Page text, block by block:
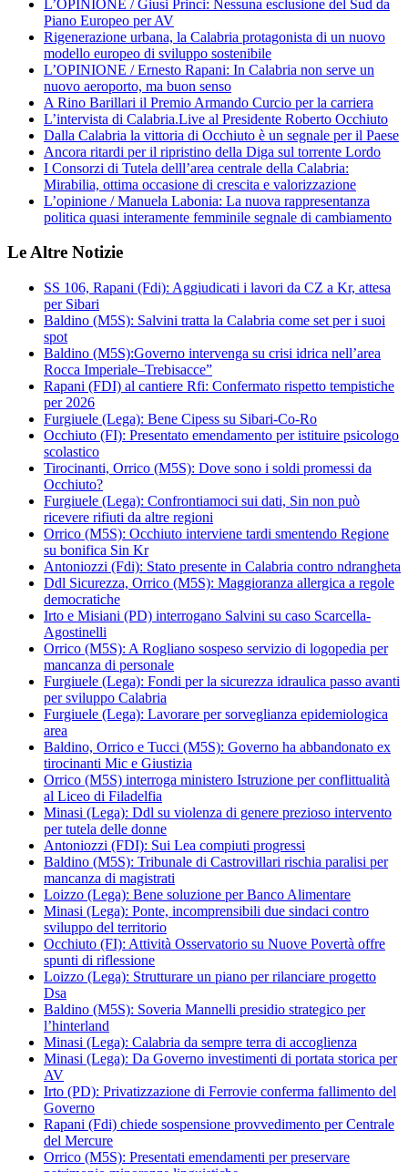
L’OPINIONE / Giusi Princi: Nessuna esclusione del Sud da
Piano Europeo per AV
Rigenerazione urbana, la Calabria protagonista di un nuovo
modello europeo di sviluppo sostenibile
L’OPINIONE / Ernesto Rapani: In Calabria non serve un
nuovo aeroporto, ma buon senso
A Rino Barillari il Premio Armando Curcio per la carriera
L’intervista di Calabria.Live al Presidente Roberto Occhiuto
Dalla Calabria la vittoria di Occhiuto è un segnale per il Paese
Ancora ritardi per il ripristino della Diga sul torrente Lordo
I Consorzi di Tutela delll’area centrale della Calabria:
Mirabilia, ottima occasione di crescita e valorizzazione
L’opinione / Manuela Labonia: La nuova rappresentanza
politica quasi interamente femminile segnale di cambiamento
Le Altre Notizie
SS 106, Rapani (Fdi): Aggiudicati i lavori da CZ a Kr, attesa
per Sibari
Baldino (M5S): Salvini tratta la Calabria come set per i suoi
spot
Baldino (M5S):Governo intervenga su crisi idrica nell’area
Rocca Imperiale–Trebisacce”
Rapani (FDI) al cantiere Rfi: Confermato rispetto tempistiche
per 2026
Furgiuele (Lega): Bene Cipess su Sibari-Co-Ro
Occhiuto (FI): Presentato emendamento per istituire psicologo
scolastico
Tirocinanti, Orrico (M5S): Dove sono i soldi promessi da
Occhiuto?
Furgiuele (Lega): Confrontiamoci sui dati, Sin non può
ricevere rifiuti da altre regioni
Orrico (M5S): Occhiuto interviene tardi smentendo Regione
su bonifica Sin Kr
Antoniozzi (Fdi): Stato presente in Calabria contro ndrangheta
Ddl Sicurezza, Orrico (M5S): Maggioranza allergica a regole
democratiche
Irto e Misiani (PD) interrogano Salvini su caso Scarcella-
Agostinelli
Orrico (M5S): A Rogliano sospeso servizio di logopedia per
mancanza di personale
Furgiuele (Lega): Fondi per la sicurezza idraulica passo avanti
per sviluppo Calabria
Furgiuele (Lega): Lavorare per sorveglianza epidemiologica
area
Baldino, Orrico e Tucci (M5S): Governo ha abbandonato ex
tirocinanti Mic e Giustizia
Orrico (M5S) interroga ministero Istruzione per conflittualità
al Liceo di Filadelfia
Minasi (Lega): Ddl su violenza di genere prezioso intervento
per tutela delle donne
Antoniozzi (FDI): Sui Lea compiuti progressi
Baldino (M5S): Tribunale di Castrovillari rischia paralisi per
mancanza di magistrati
Loizzo (Lega): Bene soluzione per Banco Alimentare
Minasi (Lega): Ponte, incomprensibili due sindaci contro
sviluppo del territorio
Occhiuto (FI): Attività Osservatorio su Nuove Povertà offre
spunti di riflessione
Loizzo (Lega): Strutturare un piano per rilanciare progetto
Dsa
Baldino (M5S): Soveria Mannelli presidio strategico per
l’hinterland
Minasi (Lega): Calabria da sempre terra di accoglienza
Minasi (Lega): Da Governo investimenti di portata storica per
AV
Irto (PD): Privatizzazione di Ferrovie conferma fallimento del
Governo
Rapani (Fdi) chiede sospensione provvedimento per Centrale
del Mercure
Orrico (M5S): Presentati emendamenti per preservare